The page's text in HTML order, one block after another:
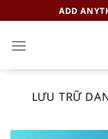
đến
nội
ADD
LƯU TRỮ